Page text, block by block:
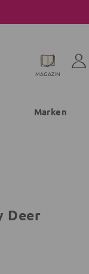
MAGAZIN
Marken
Deer